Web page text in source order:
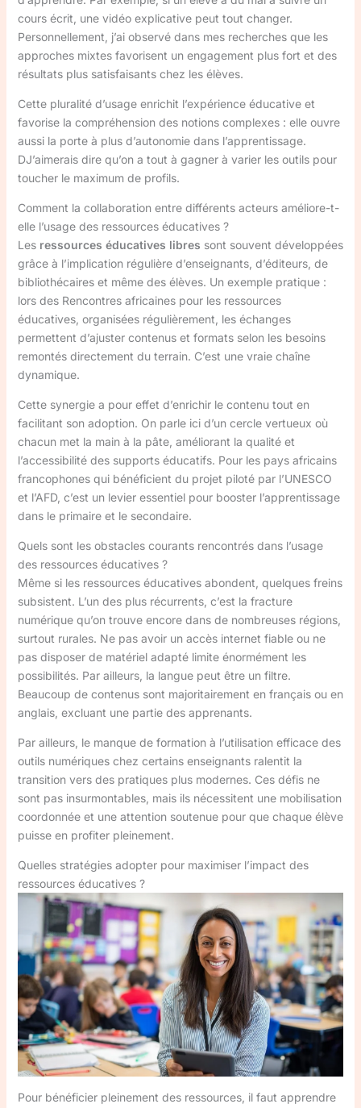
cours écrit, une vidéo explicative peut tout changer.
Personnellement, j’ai observé dans mes recherches que les
approches mixtes favorisent un engagement plus fort et des
résultats plus satisfaisants chez les élèves.
Cette pluralité d’usage enrichit l’expérience éducative et
favorise la compréhension des notions complexes : elle ouvre
aussi la porte à plus d’autonomie dans l’apprentissage.
DJ’aimerais dire qu’on a tout à gagner à varier les outils pour
toucher le maximum de profils.
Comment la collaboration entre différents acteurs améliore-t-
elle l’usage des ressources éducatives ?
Les ressources éducatives libres sont souvent développées
grâce à l’implication régulière d’enseignants, d’éditeurs, de
bibliothécaires et même des élèves. Un exemple pratique :
lors des Rencontres africaines pour les ressources
éducatives, organisées régulièrement, les échanges
permettent d’ajuster contenus et formats selon les besoins
remontés directement du terrain. C’est une vraie chaîne
dynamique.
Cette synergie a pour effet d’enrichir le contenu tout en
facilitant son adoption. On parle ici d’un cercle vertueux où
chacun met la main à la pâte, améliorant la qualité et
l’accessibilité des supports éducatifs. Pour les pays africains
francophones qui bénéficient du projet piloté par l’UNESCO
et l’AFD, c’est un levier essentiel pour booster l’apprentissage
dans le primaire et le secondaire.
Quels sont les obstacles courants rencontrés dans l’usage
des ressources éducatives ?
Même si les ressources éducatives abondent, quelques freins
subsistent. L’un des plus récurrents, c’est la fracture
numérique qu’on trouve encore dans de nombreuses régions,
surtout rurales. Ne pas avoir un accès internet fiable ou ne
pas disposer de matériel adapté limite énormément les
possibilités. Par ailleurs, la langue peut être un filtre.
Beaucoup de contenus sont majoritairement en français ou en
anglais, excluant une partie des apprenants.
Par ailleurs, le manque de formation à l’utilisation efficace des
outils numériques chez certains enseignants ralentit la
transition vers des pratiques plus modernes. Ces défis ne
sont pas insurmontables, mais ils nécessitent une mobilisation
coordonnée et une attention soutenue pour que chaque élève
puisse en profiter pleinement.
Quelles stratégies adopter pour maximiser l’impact des
ressources éducatives ?
Pour bénéficier pleinement des ressources, il faut apprendre